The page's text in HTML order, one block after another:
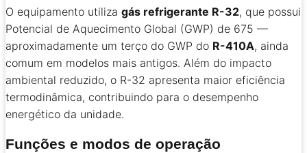
O equipamento utiliza gás refrigerante R-32, que possui
Potencial de Aquecimento Global (GWP) de 675 —
aproximadamente um terço do GWP do R-410A, ainda
comum em modelos mais antigos. Além do impacto
ambiental reduzido, o R-32 apresenta maior eficiência
termodinâmica, contribuindo para o desempenho
energético da unidade.
Funções e modos de operação